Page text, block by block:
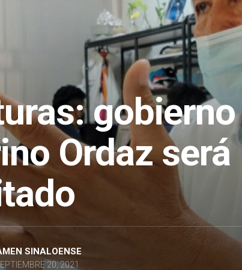
Ordaz será
SINALOENSE
20, 2021